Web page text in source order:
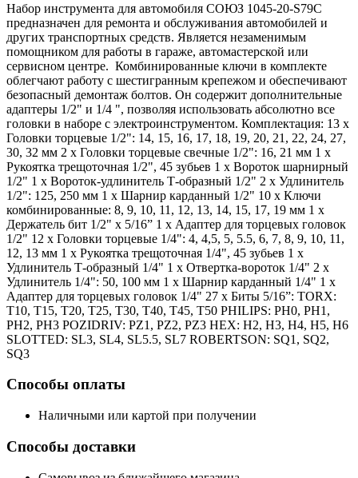
Набор инструмента для автомобиля СОЮЗ 1045-20-S79C
предназначен для ремонта и обслуживания автомобилей и
других транспортных средств. Является незаменимым
помощником для работы в гараже, автомастерской или
сервисном центре. Комбинированные ключи в комплекте
облегчают работу с шестигранным крепежом и обеспечивают
безопасный демонтаж болтов. Он содержит дополнительные
адаптеры 1/2" и 1/4 ", позволяя использовать абсолютно все
головки в наборе с электроинструментом. Комплектация: 13 х
Головки торцевые 1/2": 14, 15, 16, 17, 18, 19, 20, 21, 22, 24, 27,
30, 32 мм 2 х Головки торцевые свечные 1/2": 16, 21 мм 1 х
Рукоятка трещоточная 1/2", 45 зубьев 1 х Вороток шарнирный
1/2" 1 х Вороток-удлинитель Т-образный 1/2" 2 х Удлинитель
1/2": 125, 250 мм 1 х Шарнир карданный 1/2" 10 х Ключи
комбинированные: 8, 9, 10, 11, 12, 13, 14, 15, 17, 19 мм 1 х
Держатель бит 1/2" х 5/16” 1 х Адаптер для торцевых головок
1/2" 12 х Головки торцевые 1/4": 4, 4,5, 5, 5.5, 6, 7, 8, 9, 10, 11,
12, 13 мм 1 х Рукоятка трещоточная 1/4", 45 зубьев 1 х
Удлинитель Т-образный 1/4" 1 х Отвертка-вороток 1/4" 2 х
Удлинитель 1/4": 50, 100 мм 1 х Шарнир карданный 1/4" 1 х
Адаптер для торцевых головок 1/4" 27 х Биты 5/16”: TORX:
T10, T15, T20, T25, T30, T40, T45, T50 PHILIPS: PH0, PH1,
PH2, PH3 POZIDRIV: PZ1, PZ2, PZ3 HEX: H2, H3, H4, H5, H6
SLOTTED: SL3, SL4, SL5.5, SL7 ROBERTSON: SQ1, SQ2,
SQ3
Способы оплаты
Наличными или картой при получении
Способы доставки